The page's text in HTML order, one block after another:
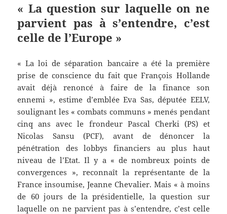
« La question sur laquelle on ne
parvient pas à s’entendre, c’est
celle de l’Europe »
« La loi de séparation bancaire a été la première
prise de conscience du fait que François Hollande
avait déjà renoncé à faire de la finance son
ennemi », estime d’emblée Eva Sas, députée EELV,
soulignant les « combats communs » menés pendant
cinq ans avec le frondeur Pascal Cherki (PS) et
Nicolas Sansu (PCF), avant de dénoncer la
pénétration des lobbys financiers au plus haut
niveau de l’Etat. Il y a « de nombreux points de
convergences », reconnaît la représentante de la
France insoumise, Jeanne Chevalier. Mais « à moins
de 60 jours de la présidentielle, la question sur
laquelle on ne parvient pas à s’entendre, c’est celle